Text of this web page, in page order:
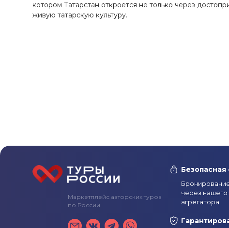
котором Татарстан откроется не только через
живую татарскую культуру.
Маркетплейс авторских туров
по России
Безопасная
через
агрегатора